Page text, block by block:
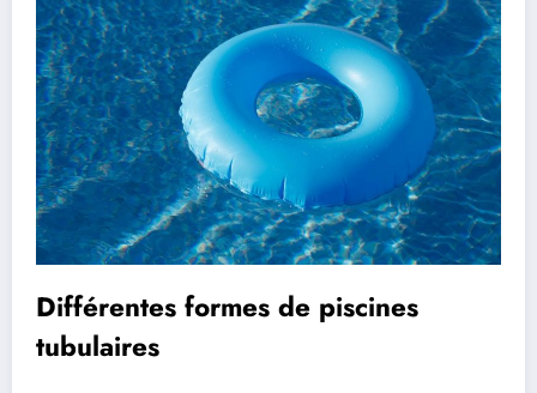
Différentes formes de piscines
tubulaires